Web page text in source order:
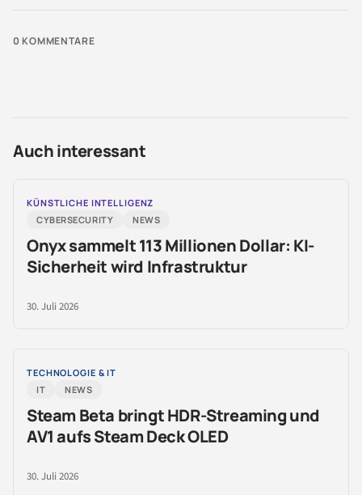
0 KOMMENTARE
Auch interessant
KÜNSTLICHE INTELLIGENZ
CYBERSECURITY
NEWS
Onyx sammelt 113 Millionen Dollar: KI-
Sicherheit wird Infrastruktur
30. Juli 2026
TECHNOLOGIE & IT
IT
NEWS
Steam Beta bringt HDR-Streaming und
AV1 aufs Steam Deck OLED
30. Juli 2026